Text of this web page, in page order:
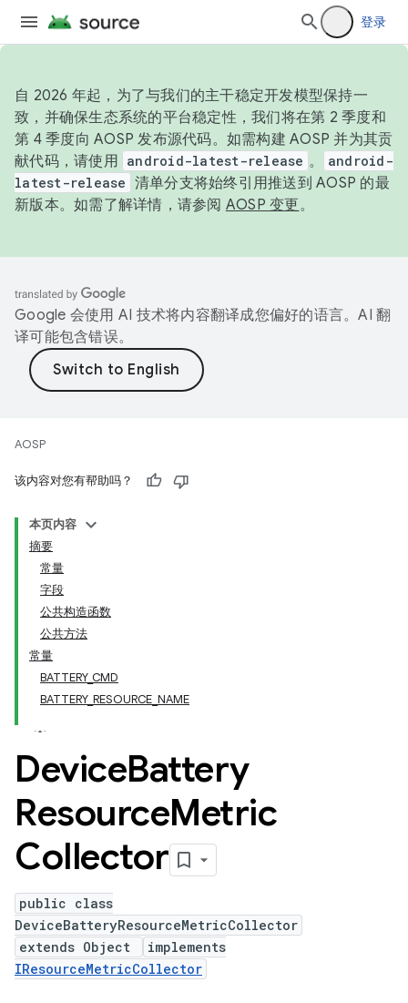
登录
自 2026 年起，为了与我们的主干稳定开发模型保持一
致，并确保生态系统的平台稳定性，我们将在第 2 季度和
第 4 季度向 AOSP 发布源代码。如需构建 AOSP 并为其贡
献代码，请使用 android-latest-release 。
android-
latest-release 清单分支将始终引用推送到 AOSP 的最
新版本。如需了解详情，请参阅 AOSP 变更。
Google 会使用 AI 技术将内容翻译成您偏好的语言。AI 翻
译可能包含错误。
AOSP
该内容对您有帮助吗？
本页内容
摘要
常量
字段
公共构造函数
公共方法
常量
BATTERY_CMD
BATTERY_RESOURCE_NAME
DeviceBattery
ResourceMetric
Collector
public class
DeviceBatteryResourceMetricCollector
extends Object
implements
IResourceMetricCollector